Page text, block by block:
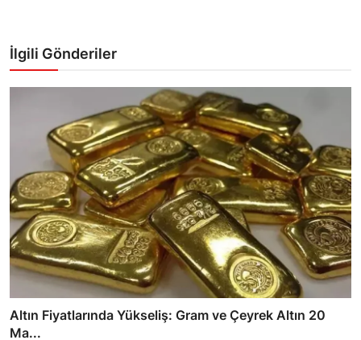
İlgili Gönderiler
Altın Fiyatlarında Yükseliş: Gram ve Çeyrek Altın 20
Ma...